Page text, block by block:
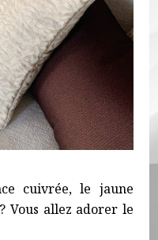
cuivrée, le jaune
Vous allez adorer le